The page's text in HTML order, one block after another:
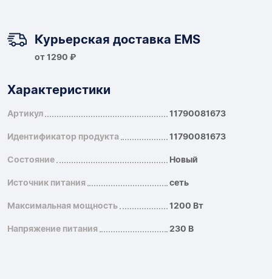
Курьерская доставка EMS
от 1290 ₽
Характеристики
Артикул 11790081673
Идентификатор продукта 11790081673
Состояние Новый
Источник питания сеть
Максимальная мощность 1200 Вт
Напряжение питания 230 В